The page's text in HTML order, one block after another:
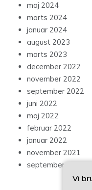
maj 2024
marts 2024
januar 2024
august 2023
marts 2023
december 2022
november 2022
september 2022
juni 2022
maj 2022
februar 2022
januar 2022
november 2021
september 2021
Vi